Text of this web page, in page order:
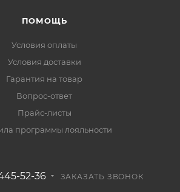
ПОМОЩЬ
Условия оплаты
Условия доставки
Гарантия на товар
Вопрос-ответ
Прайс-листы
программы лояльности
52-36 ЗАКАЗАТЬ ЗВОНОК